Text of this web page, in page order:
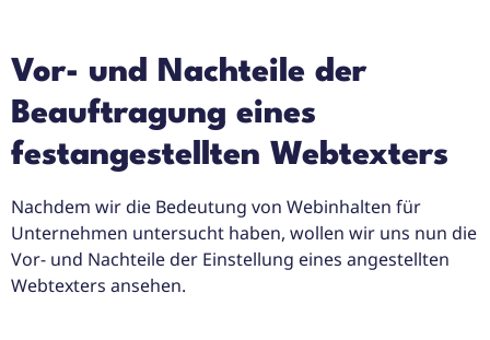
Vor- und Nachteile der
Beauftragung eines
festangestellten Webtexters
Nachdem wir die Bedeutung von Webinhalten für
Unternehmen untersucht haben, wollen wir uns nun die
Vor- und Nachteile der Einstellung eines angestellten
Webtexters ansehen.